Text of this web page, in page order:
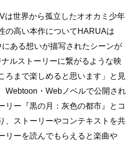
は世界から孤立したオオカミ少年
の高い本作についてHARUAは
にある想いが描写されたシーンが
ルストーリーに繋がるような映
ろまで楽しめると思います」と見
Webtoon・Webノベルで公開され
リー『黒の月：灰色の都市』とコ
、ストーリーやコンテキストを共
リーを読んでもらえると楽曲や